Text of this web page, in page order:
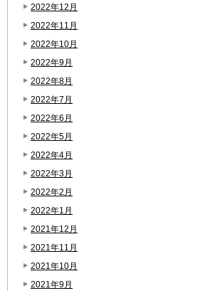
2022年12月
2022年11月
2022年10月
2022年9月
2022年8月
2022年7月
2022年6月
2022年5月
2022年4月
2022年3月
2022年2月
2022年1月
2021年12月
2021年11月
2021年10月
2021年9月